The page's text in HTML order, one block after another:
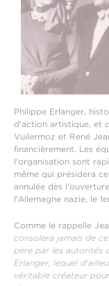
Philippe Erlanger,
d'action artistique, et
Vuilermoz et René
financièrement. Les
l'organisation sont
même qui présidera
annulée dès
l'Allemagne nazie, le
Comme le rappelle
consolera jamais de
père par les autorités
Erlanger, lequel
véritable créateur